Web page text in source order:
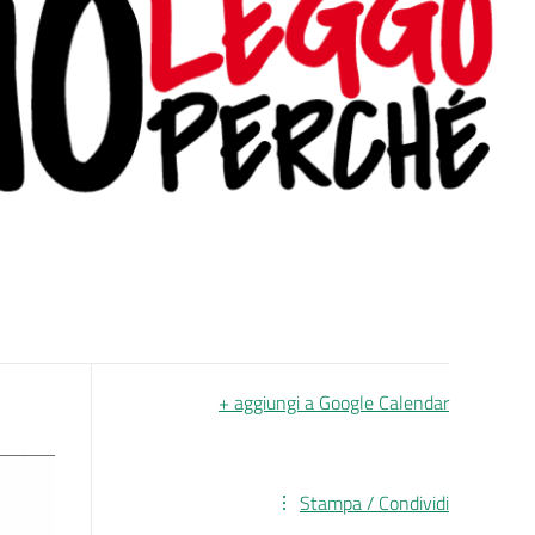
+ aggiungi a Google Calendar
Stampa / Condividi